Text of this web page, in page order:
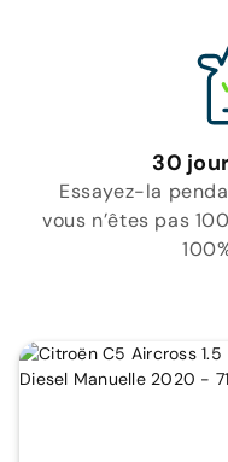
30
Essayez-la
vous n’êtes pas